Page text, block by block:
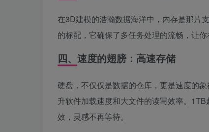
在3D建模的浩瀚数据海洋中，内存是那片
的标配，它确保了多任务处理的流畅，让
四、速度的翅膀：高速存储
硬盘，不仅仅是数据的仓库，更是速度的
升软件加载速度和大文件的读写效率。
效，灵感不再等待。